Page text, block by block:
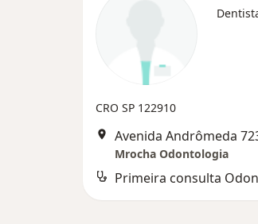
CRO SP 122910
Avenida Andrômeda
Mrocha Odontologia